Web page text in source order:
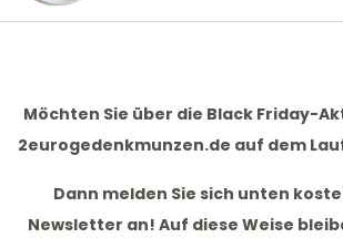
Möchten Sie über die Black Friday-
2eurogedenkmunzen.de auf dem
Dann melden Sie sich unten
Newsletter an! Auf diese Weise